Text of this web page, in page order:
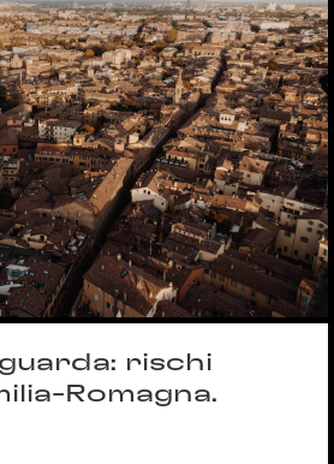
rischi
Romagna.